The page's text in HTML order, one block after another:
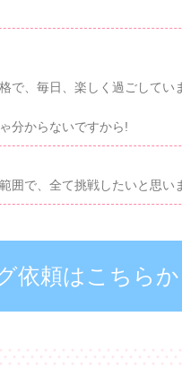
で、毎日、楽しく過ごしてい
分からないですから!
囲で、全て挑戦したいと思い
依頼はこちらか